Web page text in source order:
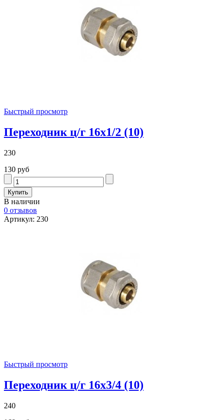
Быстрый просмотр
Переходник ц/г 16х1/2 (10)
230
130 руб
В наличии
0 отзывов
Артикул: 230
Быстрый просмотр
Переходник ц/г 16х3/4 (10)
240